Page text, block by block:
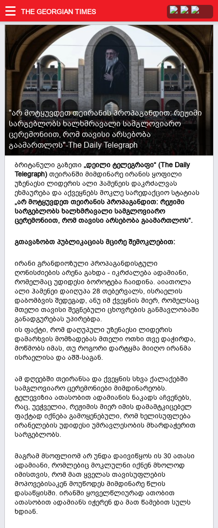
THE GEORGIAN TIMES
"არ მოტყუვდეთ თეირანის პროპაგანდით: რეჟიმი
სარგებლობს ხალხმრავალი სამგლოვიარო
ცერემონიით, რომ თავისი არსებობა
გაამართლოს"-The Daily Telegraph
ბრიტანული გაზეთი „დეილი ტელეგრაფი“ (The Daily
Telegraph) თეირანში მიმდინარე ირანის ყოფილი
უზენაესი ლიდერის ალი ჰამენეის დაკრძალვას
ეხმაურება და აქვეყნებს მოკლე სარედაქციო სტატიას
„არ მოტყუვდეთ თეირანის პროპაგანდით: რეჟიმი
სარგებლობს ხალხმრავალი სამგლოვიარო
ცერემონიით, რომ თავისი არსებობა გაამართლოს“.
გთავაზობთ პუბლიკაციას მცირე შემოკლებით:
ირანი გრანდიოზული პროპაგანდისტული
ღონისძიების არენა გახდა - იკრძალება ადამიანი,
რომელმაც უდიდესი ბოროტება ჩაიდინა. აიათოლა
ალი ჰამენეი დაიღუპა 28 თებერვალს, ისრაელის
დაბომბვის შედეგად, ანუ იმ ქვეყნის მიერ, რომელსაც
მთელი თავისი შეგნებული ცხოვრების განმავლობაში
განადგურებას უპირებდა.
ის ფაქტი, რომ დაღუპული უზენაესი ლიდერის
დამარხვის მომზადებას მთელი ოთხი თვე დაჭირდა,
მოწმობს იმას, თუ როგორი დარტყმა მიიღო ირანმა
ისრაელისა და აშშ-საგან.
ამ დღეებში თეირანსა და ქვეყნის სხვა ქალაქებში
სამგლოვიარო ცერემონიები მიმდინარეობს.
ტელევიზია ათასობით ადამიანის ნაკადს აჩვენებს,
რაც, უეჭველია, რეჟიმის მიერ იმის დამამტკიცებელ
ფაქტად იქნება გამოყენებული, რომ ხელისუფლება
ირანელების უდიდესი უმრავლესობის მხარდაჭერით
სარგებლობს.
მაგრამ მსოფლიომ არ უნდა დაივიწყოს ის 30 ათასი
ადამიანი, რომლებიც მოკლულნი იქნენ მხოლოდ
იმისთვის, რომ მათ ყველას თავისუფლების
მოპოვებისაკენ მოუწოდეს მიმდინარე წლის
დასაწყისში. ირანში ყოველწლიურად ათობით
ათასობით ადამიანს იჭერენ და მათ წამებით სულს
ხდიან.